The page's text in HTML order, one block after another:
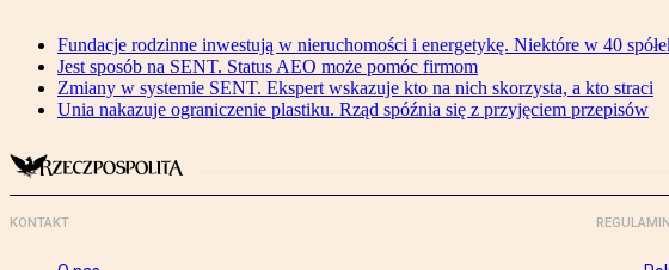
Fundacje rodzinne inwestują w nieruchomości i energetykę. Niektóre w 40
Jest sposób na SENT. Status AEO może pomóc firmom
Zmiany w systemie SENT. Ekspert wskazuje kto na nich skorzysta, a kto straci
Unia nakazuje ograniczenie plastiku. Rząd spóźnia się z przyjęciem przepisów
KONTAKT REGULAMIN